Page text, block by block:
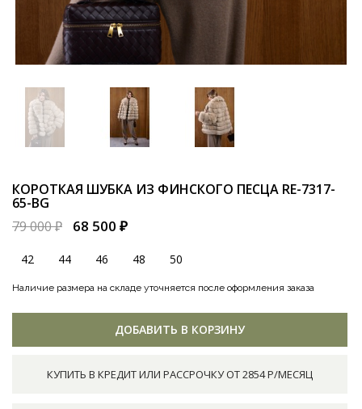
КОРОТКАЯ ШУБКА ИЗ ФИНСКОГО ПЕСЦА RE-7317-
65-BG
79 000 ₽
68 500 ₽
42 44 46 48 50
Наличие размера на складе уточняется после оформления заказа
ДОБАВИТЬ В КОРЗИНУ
КУПИТЬ В КРЕДИТ ИЛИ РАССРОЧКУ ОТ 2854 Р/МЕСЯЦ